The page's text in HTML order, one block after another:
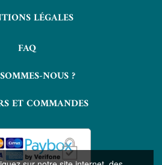
LÉGALES
FAQ
NOUS ?
ET COMMANDES